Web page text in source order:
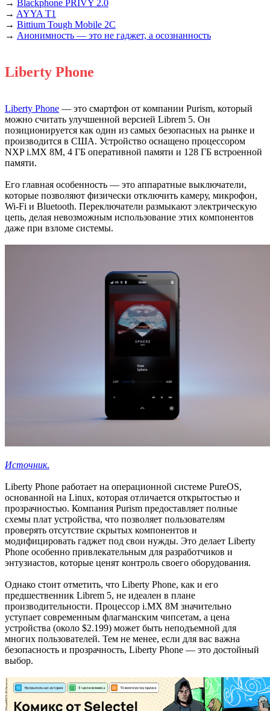
→ Blackphone PRIVY 2.0
→ AYYA T1
→ Bittium Tough Mobile 2C
→ Анонимность — это не гаджет, а осознанность
Liberty Phone
Liberty Phone — это смартфон от компании Purism, который
можно считать улучшенной версией Librem 5. Он
позиционируется как один из самых безопасных на рынке и
производится в США. Устройство оснащено процессором
NXP i.MX 8M, 4 ГБ оперативной памяти и 128 ГБ встроенной
памяти.
Его главная особенность — это аппаратные выключатели,
которые позволяют физически отключить камеру, микрофон,
Wi-Fi и Bluetooth. Переключатели размыкают электрическую
цепь, делая невозможным использование этих компонентов
даже при взломе системы.
Источник.
Liberty Phone работает на операционной системе PureOS,
основанной на Linux, которая отличается открытостью и
прозрачностью. Компания Purism предоставляет полные
схемы плат устройства, что позволяет пользователям
проверять отсутствие скрытых компонентов и
модифицировать гаджет под свои нужды. Это делает Liberty
Phone особенно привлекательным для разработчиков и
энтузиастов, которые ценят контроль своего оборудования.
Однако стоит отметить, что Liberty Phone, как и его
предшественник Librem 5, не идеален в плане
производительности. Процессор i.MX 8M значительно
уступает современным флагманским чипсетам, а цена
устройства (около $2.199) может быть неподъемной для
многих пользователей. Тем не менее, если для вас важна
безопасность и прозрачность, Liberty Phone — это достойный
выбор.